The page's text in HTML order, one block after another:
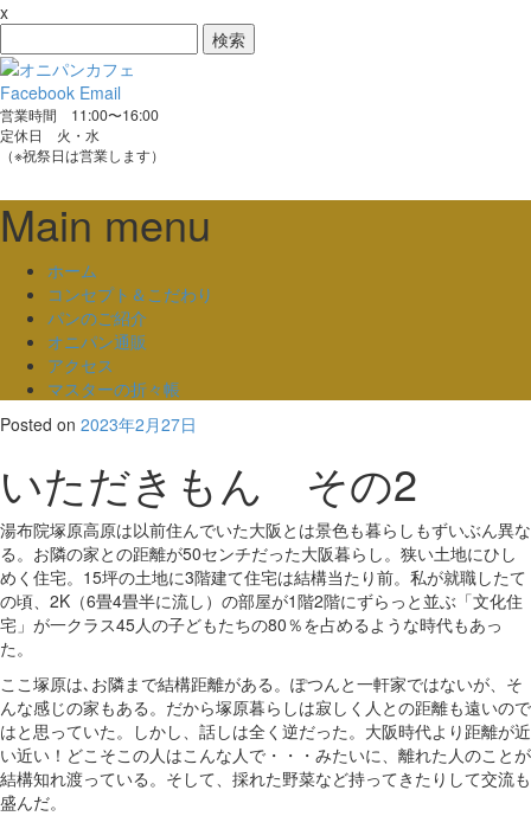
x
索:
Facebook Email
営業時間 11:00〜16:00
定休日 火・水
（※祝祭日は営業します）
Main menu
Skip
content
ホーム
コンセプト＆こだわり
パンのご紹介
オニパン通販
アクセス
マスターの折々帳
Posted on 2023年2月27日
いただきもん その2
湯布院塚原高原は以前住んでいた大阪とは景色も暮らしもずいぶん異な
る。お隣の家との距離が50センチだった大阪暮らし。狭い土地にひし
めく住宅。15坪の土地に3階建て住宅は結構当たり前。私が就職したて
の頃、2K（6畳4畳半に流し）の部屋が1階2階にずらっと並ぶ「文化住
宅」が一クラス45人の子どもたちの80％を占めるような時代もあっ
た。
ここ塚原は､お隣まで結構距離がある。ぽつんと一軒家ではないが、そ
んな感じの家もある。だから塚原暮らしは寂しく人との距離も遠いので
はと思っていた。しかし、話しは全く逆だった。大阪時代より距離が近
い近い！どこそこの人はこんな人で・・・みたいに、離れた人のことが
結構知れ渡っている。そして、採れた野菜など持ってきたりして交流も
盛んだ。